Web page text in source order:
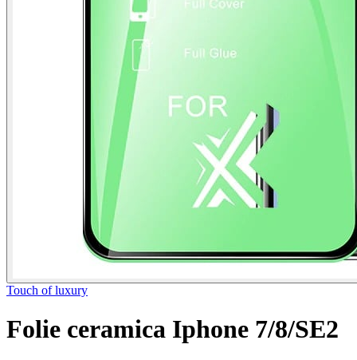
Touch of luxury
Folie ceramica Iphone 7/8/SE2